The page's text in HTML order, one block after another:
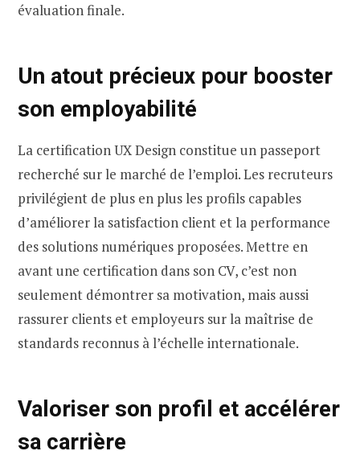
évaluation finale.
Un atout précieux pour booster
son employabilité
La certification UX Design constitue un passeport
recherché sur le marché de l’emploi. Les recruteurs
privilégient de plus en plus les profils capables
d’améliorer la satisfaction client et la performance
des solutions numériques proposées. Mettre en
avant une certification dans son CV, c’est non
seulement démontrer sa motivation, mais aussi
rassurer clients et employeurs sur la maîtrise de
standards reconnus à l’échelle internationale.
Valoriser son profil et accélérer
sa carrière